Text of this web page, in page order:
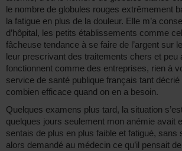
le nombre de globules rouges extrêmement
la fatigue en plus de la douleur. Elle m’a
d’hôpital, les petits établissements comme
fâcheuse tendance à se faire de l’argent sur
leur prescrivant des traitements chers et peu
fonctionnent comme des entreprises, rien à
service de santé publique français tant décrié
combien efficace quand on en a besoin.
Quelques examens plus tard, la situation
quelques jours seulement mon anémie avait
sentais de plus en plus faible et fatigué, sans
alors demandé au médecin ce qu’il pensait